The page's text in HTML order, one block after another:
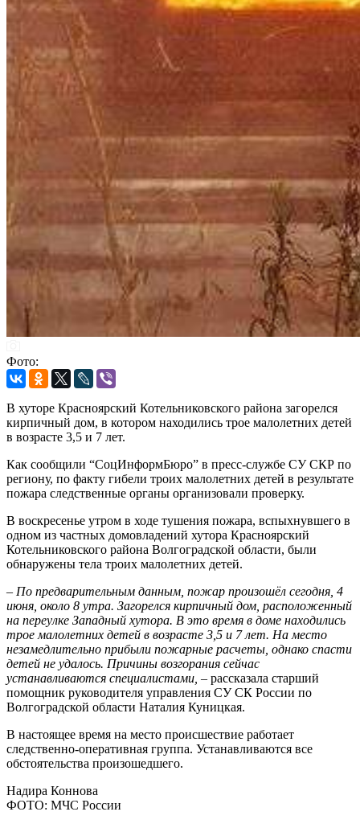
Фото:
В хуторе Красноярский Котельниковского района загорелся
кирпичный дом, в котором находились трое малолетних детей
в возрасте 3,5 и 7 лет.
Как сообщили “СоцИнформБюро” в пресс-службе СУ СКР по
региону, по факту гибели троих малолетних детей в результате
пожара следственные органы организовали проверку.
В воскресенье утром в ходе тушения пожара, вспыхнувшего в
одном из частных домовладений хутора Красноярский
Котельниковского района Волгоградской области, были
обнаружены тела троих малолетних детей.
– По предварительным данным, пожар произошёл сегодня, 4
июня, около 8 утра. Загорелся кирпичный дом, расположенный
на переулке Западный хутора. В это время в доме находились
трое малолетних детей в возрасте 3,5 и 7 лет. На место
незамедлительно прибыли пожарные расчеты, однако спасти
детей не удалось. Причины возгорания сейчас
устанавливаются специалистами, – рассказала старший
помощник руководителя управления СУ СК России по
Волгоградской области Наталия Куницкая.
В настоящее время на место происшествие работает
следственно-оперативная группа. Устанавливаются все
обстоятельства произошедшего.
Надира Коннова
ФОТО: МЧС России